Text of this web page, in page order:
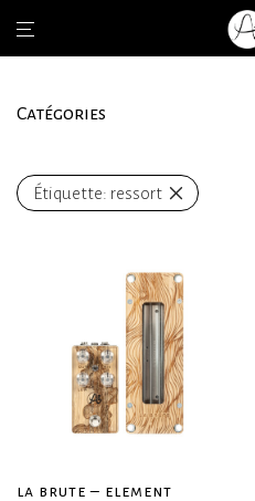
Catégories
Étiquette: ressort
la brute – element